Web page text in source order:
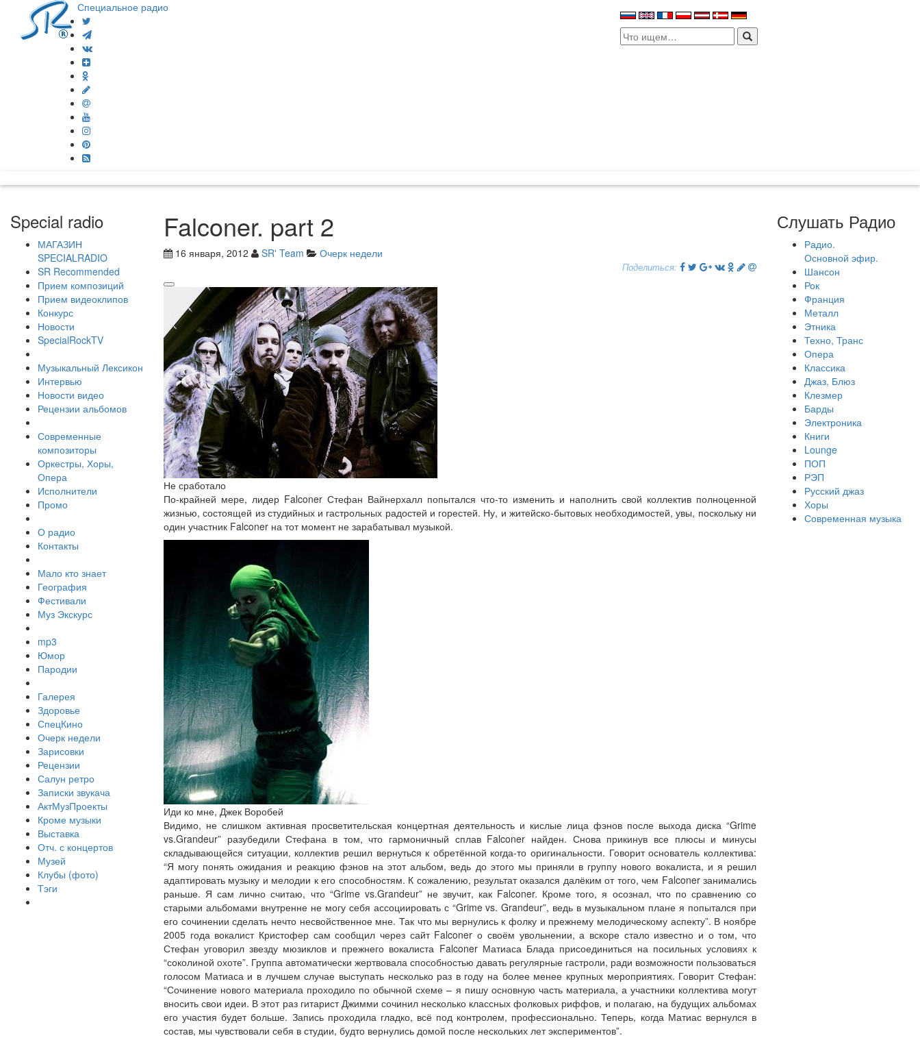
Специальное радио
Search
for:
Special radio
МАГАЗИН
SPECIALRADIO
SR Recommended
Прием композиций
Прием видеоклипов
Конкурс
Новости
SpecialRockTV
Музыкальный Лексикон
Интервью
Новости видео
Рецензии альбомов
Современные
композиторы
Оркестры, Хоры,
Опера
Исполнители
Промо
О радио
Контакты
Мало кто знает
География
Фестивали
Муз Экскурс
mp3
Юмор
Пародии
Галерея
Здоровье
СпецКино
Очерк недели
Зарисовки
Рецензии
Салун ретро
Записки звукача
АктМузПроекты
Кроме музыки
Выставка
Отч. с концертов
Музей
Клубы (фото)
Тэги
Falconer. part 2
16 января, 2012 SR' Team Очерк недели
Поделиться:
Не сработало
По-крайней мере, лидер Falconer Стефан Вайнерхалл попытался что-то изменить и наполнить свой коллектив полноценной
жизнью, состоящей из студийных и гастрольных радостей и горестей. Ну, и житейско-бытовых необходимостей, увы, поскольку ни
один участник Falconer на тот момент не зарабатывал музыкой.
Иди ко мне, Джек Воробей
Видимо, не слишком активная просветительская концертная деятельность и кислые лица фэнов после выхода диска “Grime
vs.Grandeur” разубедили Стефана в том, что гармоничный сплав Falconer найден. Снова прикинув все плюсы и минусы
складывающейся ситуации, коллектив решил вернутьcя к обретённой когда-то оригинальности. Говорит основатель коллектива:
“Я могу понять ожидания и реакцию фэнов на этот альбом, ведь до этого мы приняли в группу нового вокалиста, и я решил
адаптировать музыку и мелодии к его способностям. К сожалению, результат оказался далёким от того, чем Falconer занимались
раньше. Я сам лично считаю, что “Grime vs.Grandeur” не звучит, как Falconer. Кроме того, я осознал, что по сравнению со
старыми альбомами внутренне не могу себя ассоциировать с “Grime vs. Grandeur”, ведь в музыкальном плане я попытался при
его сочинении сделать нечто несвойственное мне. Так что мы вернулись к фолку и прежнему мелодическому аспекту”. В ноябре
2005 года вокалист Кристофер сам сообщил через сайт Falconer о своём увольнении, а вскоре стало известно и о том, что
Стефан уговорил звезду мюзиклов и прежнего вокалиста Falconer Матиаса Блада присоединиться на посильных условиях к
“соколиной охоте”. Группа автоматически жертвовала способностью давать регулярные гастроли, ради возможности пользоваться
голосом Матиаса и в лучшем случае выступать несколько раз в году на более менее крупных мероприятиях. Говорит Стефан:
“Сочинение нового материала проходило по обычной схеме – я пишу основную часть материала, а участники коллектива могут
вносить свои идеи. В этот раз гитарист Джимми сочинил несколько классных фолковых риффов, и полагаю, на будущих альбомах
его участия будет больше. Запись проходила гладко, всё под контролем, профессионально. Теперь, когда Матиас вернулся в
состав, мы чувствовали себя в студии, будто вернулись домой после нескольких лет экспериментов”.
Слушать Радио
Радио.
Основной эфир.
Шансон
Рок
Франция
Металл
Этника
Техно, Транс
Опера
Классика
Джаз, Блюз
Клезмер
Барды
Электроника
Книги
Lounge
ПОП
РЭП
Русский джаз
Хоры
Современная музыка